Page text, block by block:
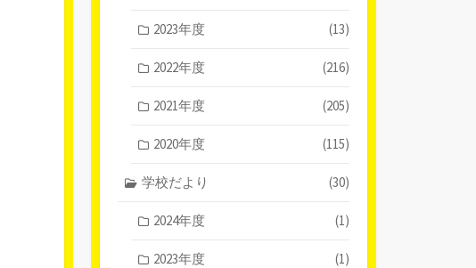
2023年度 (13)
2022年度 (216)
2021年度 (205)
2020年度 (115)
学校だより (30)
2024年度 (1)
2023年度 (1)